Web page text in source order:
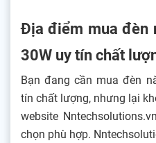
Địa điểm mua đèn
30W uy tín chất
Bạn đang cần mua đèn
tín chất lượng, nhưng lại
website
chọn phù hợp.